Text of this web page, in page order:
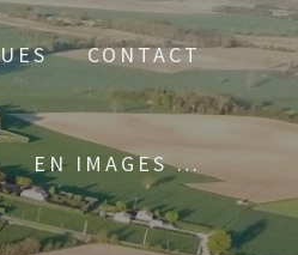
CONTACT
EN IMAGES …